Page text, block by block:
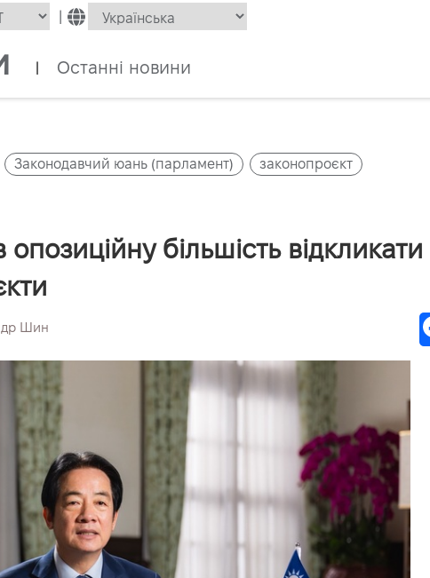
|
| Останні новини
Законодавчий юань (парламент) законопроєкт
більшість відкликати
Шин